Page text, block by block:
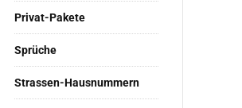
Privat-Pakete
Sprüche
Strassen-Hausnummern